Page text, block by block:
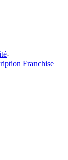
-
Franchise